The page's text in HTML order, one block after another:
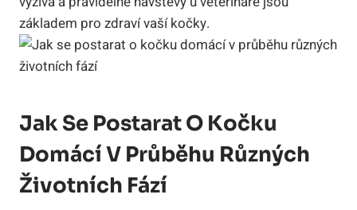
základem pro zdraví vaší kočky.
Jak Se Postarat O Kočku
Domácí V Průběhu Různých
Životních Fází